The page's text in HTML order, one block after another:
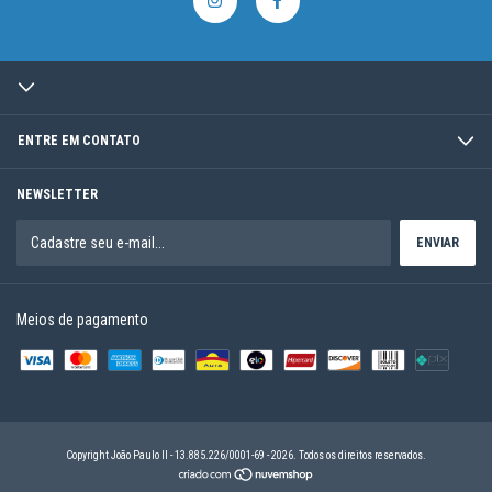
ENTRE EM CONTATO
NEWSLETTER
Meios de pagamento
Copyright João Paulo II - 13.885.226/0001-69 - 2026. Todos os direitos reservados.